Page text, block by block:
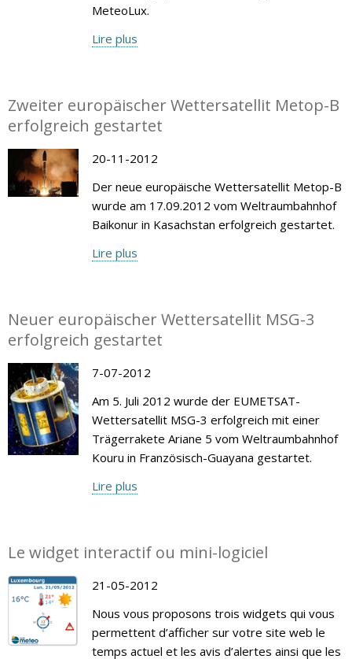
MeteoLux.
Lire plus
Zweiter europäischer Wettersatellit Metop-B
erfolgreich gestartet
20-11-2012
Der neue europäische Wettersatellit Metop-B
wurde am 17.09.2012 vom Weltraumbahnhof
Baikonur in Kasachstan erfolgreich gestartet.
Lire plus
Neuer europäischer Wettersatellit MSG-3
erfolgreich gestartet
7-07-2012
Am 5. Juli 2012 wurde der EUMETSAT-
Wettersatellit MSG-3 erfolgreich mit einer
Trägerrakete Ariane 5 vom Weltraumbahnhof
Kouru in Französisch-Guayana gestartet.
Lire plus
Le widget interactif ou mini-logiciel
21-05-2012
Nous vous proposons trois widgets qui vous
permettent d’afficher sur votre site web le
temps actuel et les avis d’alertes ainsi que les